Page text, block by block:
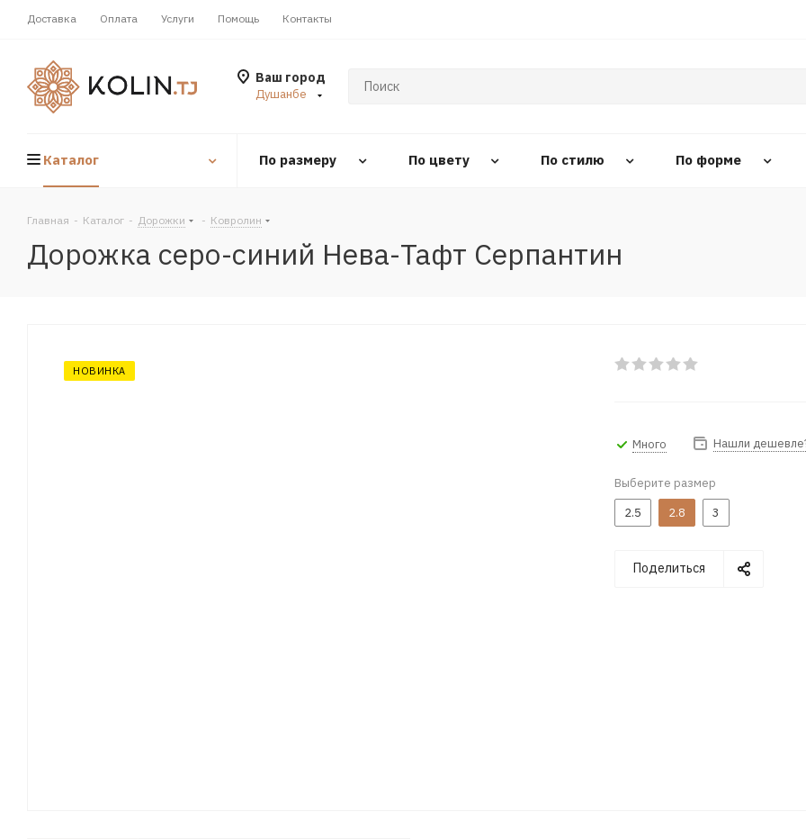
Доставка Оплата Услуги Помощь Контакты
Ваш город
Душанбе
Каталог По размеру По цвету По стилю По форме
Главная - Каталог - Дорожки - Ковролин
Дорожка серо-синий Нева-Тафт Серпантин
НОВИНКА
Много Нашли
Выберите размер
2.5
2.8 3
Поделиться